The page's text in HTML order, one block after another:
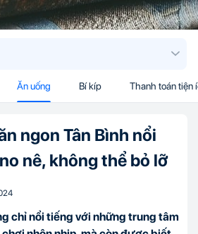
Ăn uống Bí kíp Thanh toán tiện
ngon Tân Bình nổi
nê, không thể bỏ lỡ
chỉ nổi tiếng với những trung tâm